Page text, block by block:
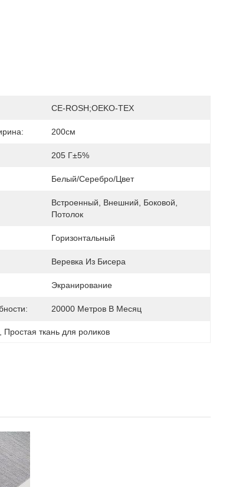
CE-ROSH;OEKO-TEX
200см
205 Г±5%
Белый/серебро/цвет
Встроенный, Внешний, Боковой,
Потолок
Горизонтальный
Веревка Из Бисера
Экранирование
20000 Метров В Месяц
Простая ткань для роликов